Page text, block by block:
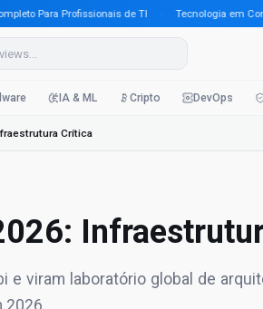
Para Profissionais de TI · Tecnologia em
IA & ML Cripto DevOps
Crítica
e viram laboratório global de
2026.